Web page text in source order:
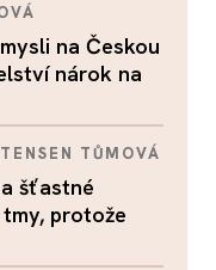
na Českou
nárok na
TŮMOVÁ
šťastné
protože